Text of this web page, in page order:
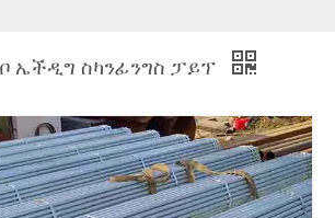
ኤችዲግ ስካንፊንግስ ፓይፕ